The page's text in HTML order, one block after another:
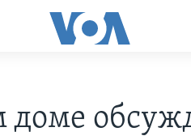
доме